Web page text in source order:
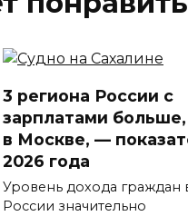
3 региона России с
зарплатами
в Москве, —
2026 года
Уровень дохода граждан
России значительно